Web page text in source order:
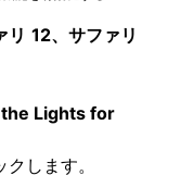
リ 12、 サファリ
the Lights for
します。